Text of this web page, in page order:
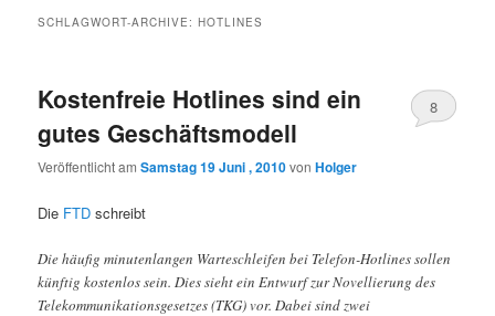
SCHLAGWORT-ARCHIVE:HOTLINES
Kostenfreie Hotlines sind ein
gutes Geschäftsmodell
Veröffentlicht amSamstag 19 Juni , 2010vonHolger
8
Die FTD schreibt
Die häufig minutenlangen Warteschleifen bei Telefon-Hotlines sollen
künftig kostenlos sein. Dies sieht ein Entwurf zur Novellierung des
Telekommunikationsgesetzes (TKG) vor. Dabei sind zwei